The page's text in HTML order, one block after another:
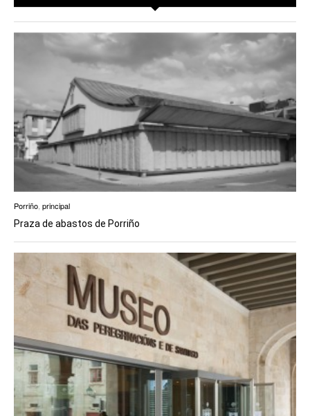
Porriño principal
Praza de abastos de Porriño